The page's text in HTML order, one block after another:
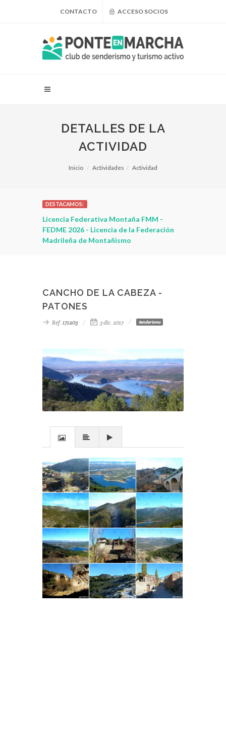
CONTACTO ACCESO SOCIOS
DETALLES DE LA
ACTIVIDAD
Inicio Actividades Actividad
DESTACAMOS:
Licencia Federativa Montaña FMM -
FEDME 2026 - Licencia de la Federación
Madrileña de Montañismo
CANCHO DE LA CABEZA -
PATONES
Ref. 171203 3 dic. 2017 Senderismo